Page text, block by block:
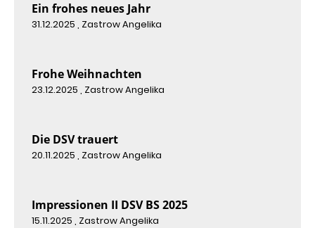
Ein frohes neues Jahr
31.12.2025 , Zastrow Angelika
Frohe Weihnachten
23.12.2025 , Zastrow Angelika
Die DSV trauert
20.11.2025 , Zastrow Angelika
Impressionen II DSV BS 2025
15.11.2025 , Zastrow Angelika